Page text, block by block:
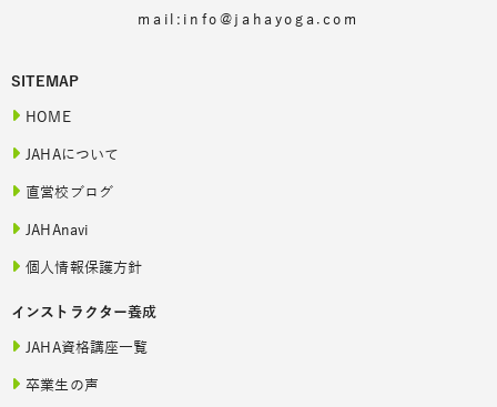
mail:info@jahayoga.com
SITEMAP
HOME
JAHAについて
直営校ブログ
JAHAnavi
個人情報保護方針
インストラクター養成
JAHA資格講座一覧
卒業生の声